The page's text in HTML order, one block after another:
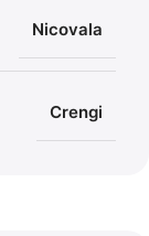
Nicovala
Crengi